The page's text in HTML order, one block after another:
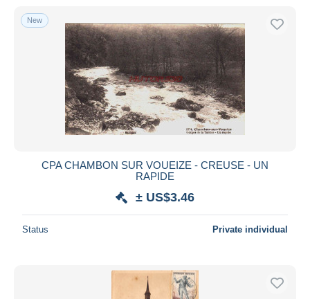
New
CPA CHAMBON SUR VOUEIZE - CREUSE - UN
RAPIDE
± US$3.46
Status Private individual